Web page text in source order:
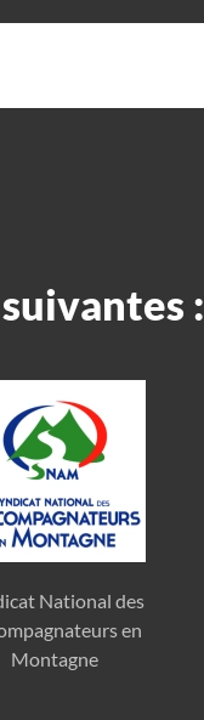
:
National des
en
Montagne